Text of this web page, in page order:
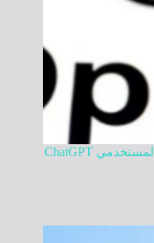
أوبن إيه آي تلغي قيود المحادثات النصية لمستخدمي ChatGPT